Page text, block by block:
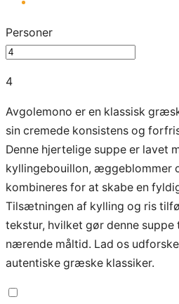
Personer
4
Avgolemono er en klassisk
sin cremede konsistens og
Denne hjertelige suppe er lavet
kyllingebouillon, æggeblommer
kombineres for at skabe en
Tilsætningen af kylling og ris
tekstur, hvilket gør denne suppe
nærende måltid. Lad os
autentiske græske klassiker.